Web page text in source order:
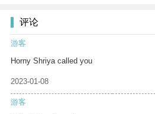
评论
游客
Horny Shriya called you
2023-01-08
游客